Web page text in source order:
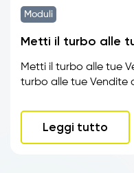
Moduli
Metti il turbo alle
Metti il turbo alle tue
turbo alle tue Vendite
Leggi tutto